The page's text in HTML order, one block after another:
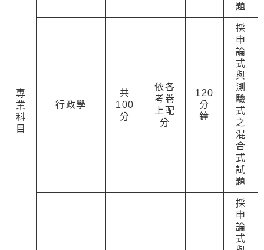
專
業
科
目
題
行政學
共
100
分
依各
考卷
上配
分
120
分
鐘
採
申
論
式
與
測
驗
式
之
混
合
式
試
題
採
申
論
式